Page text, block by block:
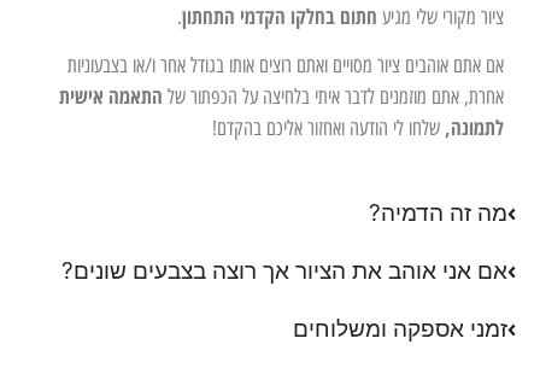
ציור מקורי שלי מגיע חתום בחלקו הקדמי התחתון.
אם אתם אוהבים ציור מסויים ואתם רוצים אותו בגודל אחר ו/או בצבעוניות
אחרת, אתם מוזמנים לדבר איתי בלחיצה על הכפתור של התאמה אישית
לתמונה, שלחו לי הודעה ואחזור אליכם בהקדם!
מה זה הדמיה?
אם אני אוהב את הציור אך רוצה בצבעים שונים?
זמני אספקה ומשלוחים